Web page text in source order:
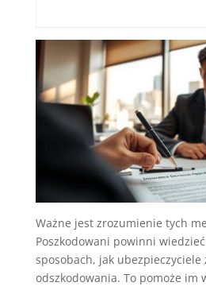
Ważne jest zrozumienie tych
Poszkodowani powinni
sposobach, jak ubezpieczyciele
odszkodowania. To pomoże im